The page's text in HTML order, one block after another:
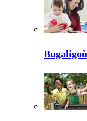
Bugaligoù